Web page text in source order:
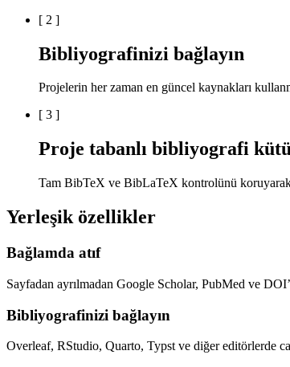
[ 2 ]
Bibliyografinizi bağlayın
Projelerin her zaman en güncel kaynakları
[ 3 ]
Proje tabanlı bibliyografi
Tam BibTeX ve BibLaTeX kontrolünü
Yerleşik özellikler
Bağlamda atıf
Sayfadan ayrılmadan Google Scholar, PubMed ve
Bibliyografinizi bağlayın
Overleaf, RStudio, Quarto, Typst ve diğer editörlerde